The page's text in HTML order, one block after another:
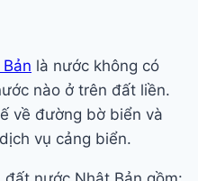
là nước không có
nào ở trên đất liền.
về đường bờ biển và
vụ cảng biển.